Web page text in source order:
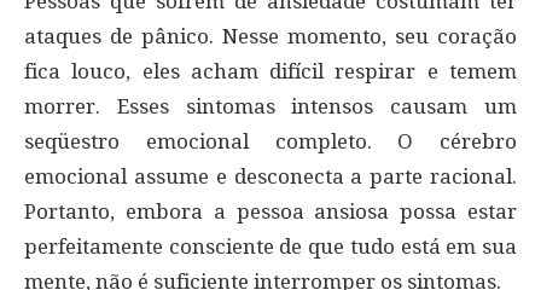
ataques de pânico. Nesse momento, seu coração
fica louco, eles acham difícil respirar e temem
morrer. Esses sintomas intensos causam um
seqüestro emocional completo. O cérebro
emocional assume e desconecta a parte racional.
Portanto, embora a pessoa ansiosa possa estar
perfeitamente consciente de que tudo está em sua
mente, não é suficiente interromper os sintomas.